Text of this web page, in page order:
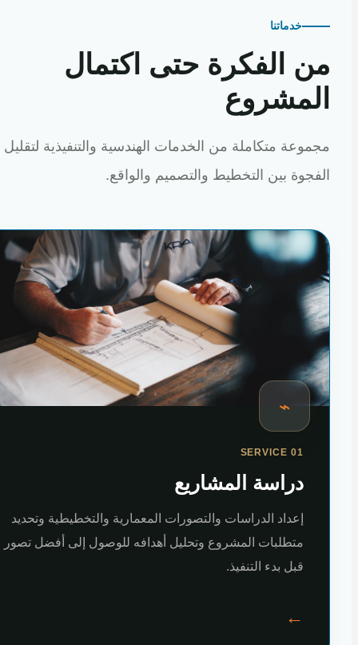
خدماتنا
الفكرة حتى اكتمال
متكاملة من الخدمات الهندسية والتنفيذية لتقليل
بين التخطيط والتصميم والواقع.
⌁
SERVICE 01
دراسة المشاريع
إعداد الدراسات والتصورات المعمارية والتخطيطية وتحديد
متطلبات المشروع وتحليل أهدافه للوصول إلى أفضل تصور
قبل بدء التنفيذ.